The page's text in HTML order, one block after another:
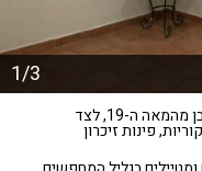
1/3
גלריית אמנות אותנטית השוכנת במבנה אבן מהמאה ה-19, לצד
פינות זיכרון